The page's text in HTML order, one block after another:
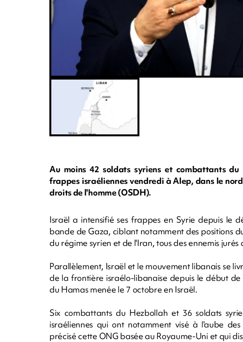
Au moins 42 soldats syriens et combattants
frappes israéliennes vendredi à Alep, dans le
droits de l'homme (OSDH).
Israël a intensifié ses frappes en Syrie depuis le
bande de Gaza, ciblant notamment des positions
du régime syrien et de l'Iran, tous des ennemis jurés
Parallèlement, Israël et le mouvement libanais se
de la frontière israélo-libanaise depuis le début
du Hamas menée le 7 octobre en Israël.
Six combattants du Hezbollah et 36 soldats
israéliennes qui ont notamment visé à l'aube
précisé cette ONG basée au Royaume-Uni et qui